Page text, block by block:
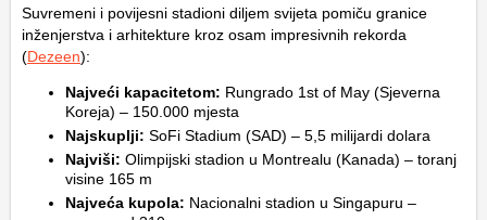
Suvremeni i povijesni stadioni diljem svijeta pomiču granice
inženjerstva i arhitekture kroz osam impresivnih rekorda
(Dezeen):
Najveći kapacitetom: Rungrado 1st of May (Sjeverna
Koreja) – 150.000 mjesta
Najskuplji: SoFi Stadium (SAD) – 5,5 milijardi dolara
Najviši: Olimpijski stadion u Montrealu (Kanada) – toranj
visine 165 m
Najveća kupola: Nacionalni stadion u Singapuru –